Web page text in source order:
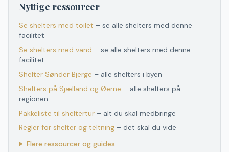
Nyttige ressourcer
Se shelters med toilet – se alle shelters med denne
facilitet
Se shelters med vand – se alle shelters med denne
facilitet
Shelter Sønder Bjerge – alle shelters i byen
Shelters på Sjælland og Øerne – alle shelters på
regionen
Pakkeliste til sheltertur – alt du skal medbringe
Regler for shelter og teltning – det skal du vide
Flere ressourcer og guides